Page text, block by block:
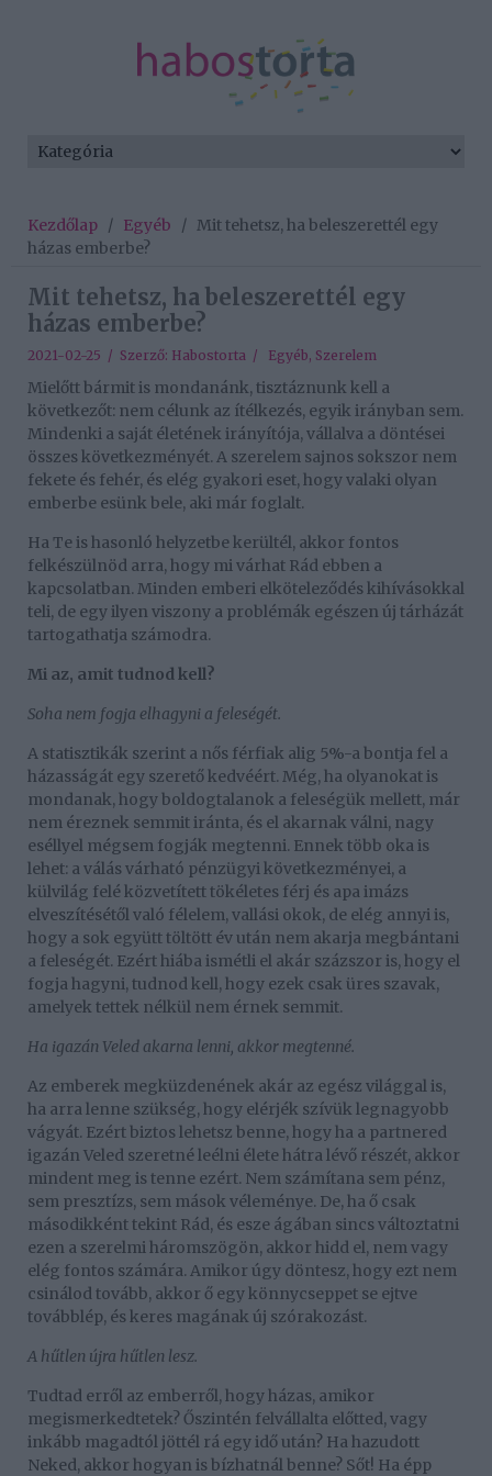
Kezdőlap / Egyéb / Mit tehetsz, ha beleszerettél egy
házas emberbe?
Mit tehetsz, ha beleszerettél egy
házas emberbe?
2021-02-25 / Szerző: Habostorta / Egyéb, Szerelem
Mielőtt bármit is mondanánk, tisztáznunk kell a
következőt: nem célunk az ítélkezés, egyik irányban sem.
Mindenki a saját életének irányítója, vállalva a döntései
összes következményét. A szerelem sajnos sokszor nem
fekete és fehér, és elég gyakori eset, hogy valaki olyan
emberbe esünk bele, aki már foglalt.
Ha Te is hasonló helyzetbe kerültél, akkor fontos
felkészülnöd arra, hogy mi várhat Rád ebben a
kapcsolatban. Minden emberi elköteleződés kihívásokkal
teli, de egy ilyen viszony a problémák egészen új tárházát
tartogathatja számodra.
Mi az, amit tudnod kell?
Soha nem fogja elhagyni a feleségét.
A statisztikák szerint a nős férfiak alig 5%-a bontja fel a
házasságát egy szerető kedvéért. Még, ha olyanokat is
mondanak, hogy boldogtalanok a feleségük mellett, már
nem éreznek semmit iránta, és el akarnak válni, nagy
eséllyel mégsem fogják megtenni. Ennek több oka is
lehet: a válás várható pénzügyi következményei, a
külvilág felé közvetített tökéletes férj és apa imázs
elveszítésétől való félelem, vallási okok, de elég annyi is,
hogy a sok együtt töltött év után nem akarja megbántani
a feleségét. Ezért hiába ismétli el akár százszor is, hogy el
fogja hagyni, tudnod kell, hogy ezek csak üres szavak,
amelyek tettek nélkül nem érnek semmit.
Ha igazán Veled akarna lenni, akkor megtenné.
Az emberek megküzdenének akár az egész világgal is,
ha arra lenne szükség, hogy elérjék szívük legnagyobb
vágyát. Ezért biztos lehetsz benne, hogy ha a partnered
igazán Veled szeretné leélni élete hátra lévő részét, akkor
mindent meg is tenne ezért. Nem számítana sem pénz,
sem presztízs, sem mások véleménye. De, ha ő csak
másodikként tekint Rád, és esze ágában sincs változtatni
ezen a szerelmi háromszögön, akkor hidd el, nem vagy
elég fontos számára. Amikor úgy döntesz, hogy ezt nem
csinálod tovább, akkor ő egy könnycseppet se ejtve
továbblép, és keres magának új szórakozást.
A hűtlen újra hűtlen lesz.
Tudtad erről az emberről, hogy házas, amikor
megismerkedtetek? Őszintén felvállalta előtted, vagy
inkább magadtól jöttél rá egy idő után? Ha hazudott
Neked, akkor hogyan is bízhatnál benne? Sőt! Ha épp